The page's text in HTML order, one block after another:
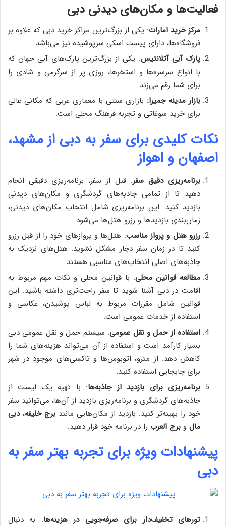
فعالیت‌ها و مکان‌های دیدنی دبی
مرکز خرید امارات: یکی از بزرگ‌ترین مراکز خرید دبی که علاوه بر
فروشگاه‌ها، دارای پیست اسکی سرپوشیده نیز می‌باشد.
پارک آبی آتلانتیس: یکی از بزرگ‌ترین پارک‌های آبی جهان که
با انواع سرسره‌ها و استخرها، روزی پر از سرگرمی و شادی را
برای شما رقم می‌زند.
بازار مدینه جمیرا: بازاری سنتی با معماری عربی که مکانی عالی
برای خرید سوغاتی و تجربه فرهنگ محلی است.
نکات کلیدی برای سفر به دبی از مشهد،
اصفهان و اهواز
برنامه‌ریزی دقیق سفر: قبل از سفر، برنامه‌ریزی دقیقی انجام
دهید تا از تمامی جاذبه‌های گردشگری و مکان‌های دیدنی
بازدید کنید. این برنامه‌ریزی شامل انتخاب مکان‌های دیدنی،
زمان‌بندی بازدیدها و رزرو هتل‌ها می‌شود.
رزرو هتل و پرواز مناسب: هتل‌ها و پروازهای خود را از قبل رزرو
کنید تا در زمان سفر دچار مشکل نشوید. هتل‌های نزدیک به
جاذبه‌های اصلی انتخاب‌های مناسبی هستند.
مطالعه قوانین محلی: با قوانین محلی و نکات مهم مربوط به
اقامت در دبی آشنا شوید تا سفر راحت‌تری داشته باشید. این
قوانین شامل مقررات مربوط به لباس پوشیدن، عکاسی و
استفاده از خدمات عمومی است.
استفاده از حمل و نقل عمومی: سیستم حمل و نقل عمومی دبی
بسیار کارآمد است و استفاده از آن می‌تواند هزینه‌های شما را
کاهش دهد. از مترو، اتوبوس‌ها و تاکسی‌های موجود در شهر
برای جابجایی استفاده کنید.
برنامه‌ریزی برای بازدید از جاذبه‌ها: با تهیه یک لیست از
جاذبه‌های گردشگری و برنامه‌ریزی بازدید از آن‌ها، می‌توانید سفر
خود را بهینه‌تر کنید. بازدید از مکان‌هایی مانندبرج خلیفه،دبی
مال و برج العرب را در برنامه خود قرار دهید.
پیشنهادات ویژه برای تجربه بهتر سفر به
دبی
تورهای تخفیف‌دار برای صرفه‌جویی در هزینه‌ها: به دنبال